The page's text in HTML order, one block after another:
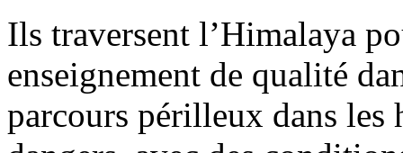
Ils traversent l’Himalaya
enseignement de qualité
parcours périlleux dans les